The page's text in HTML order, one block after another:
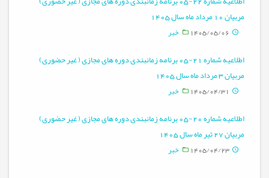
مربیان 10 مرداد ماه سال 1405
1405/05/06 خبر
اطلاعیه شماره 21-05 برنامه زمانبندی دوره های مجازی ( غیر حضوری)
مربیان 3 مرداد ماه سال 1405
1405/04/31 خبر
اطلاعیه شماره 20-05 برنامه زمانبندی دوره های مجازی ( غیر حضوری)
مربیان 27 تیر ماه سال 1405
1405/04/23 خبر